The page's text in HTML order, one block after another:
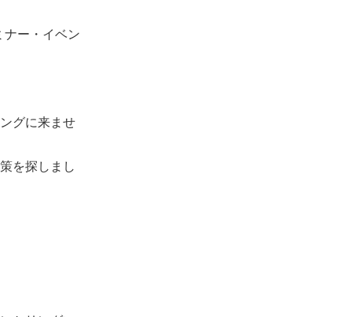
ー・イベン
グに来ませ
を探しまし